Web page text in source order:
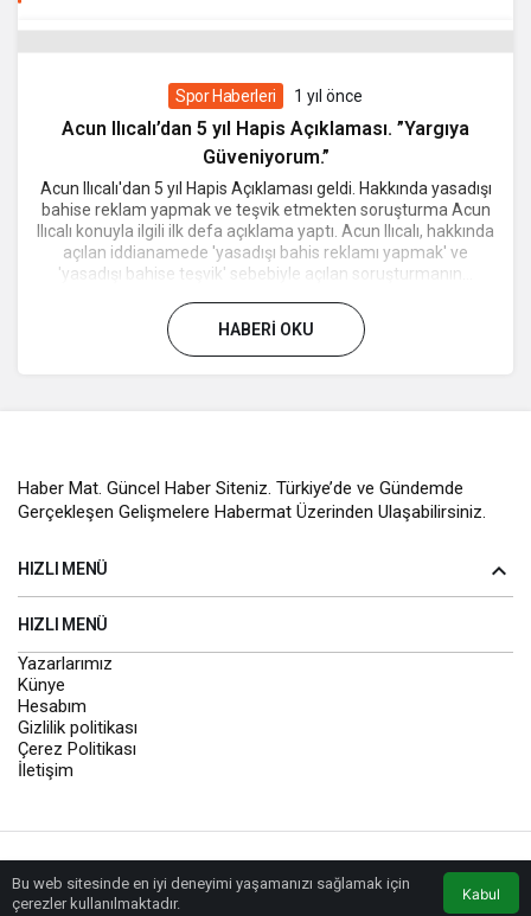
Spor Haberleri 1 yıl önce
Acun Ilıcalı’dan 5 yıl Hapis Açıklaması. ”Yargıya
Güveniyorum.”
Acun Ilıcalı'dan 5 yıl Hapis Açıklaması geldi. Hakkında yasadışı
bahise reklam yapmak ve teşvik etmekten soruşturma Acun
Ilıcalı konuyla ilgili ilk defa açıklama yaptı. Acun Ilıcalı, hakkında
açılan iddianamede 'yasadışı bahis reklamı yapmak' ve
'yasadışı bahise teşvik' sebebiyle açılan soruşturmanın...
HABERI OKU
Bu web sitesinde en iyi deneyimi yaşamanızı sağlamak için
çerezler kullanılmaktadır.
Kabul
Haber Mat. Güncel Haber Siteniz. Türkiye’de ve Gündemde
Gerçekleşen Gelişmelere Habermat Üzerinden Ulaşabilirsiniz.
HIZLI MENÜ
HIZLI MENÜ
Yazarlarımız
Künye
Hesabım
Gizlilik politikası
Çerez Politikası
İletişim
Yazarlarımız
Künye Hesabım
Gizlilik politikası
Anasayfa
Akış Eczaneler Trafik